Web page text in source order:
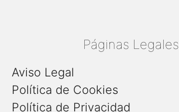
Páginas Legales
Aviso Legal
Política de Cookies
Política de Privacidad